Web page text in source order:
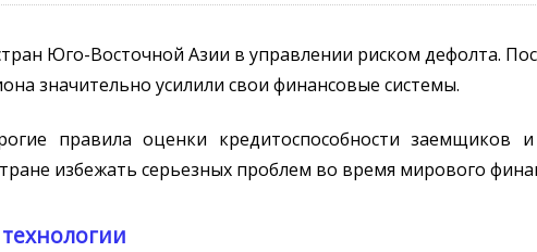
Юго-Восточной Азии в управлении риском дефолта.
значительно усилили свои финансовые системы.
правила оценки кредитоспособности заемщиков
избежать серьезных проблем во время мирового